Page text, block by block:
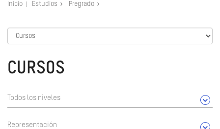
Inicio Estudios Pregrado
CURSOS
Todos los niveles
Representación